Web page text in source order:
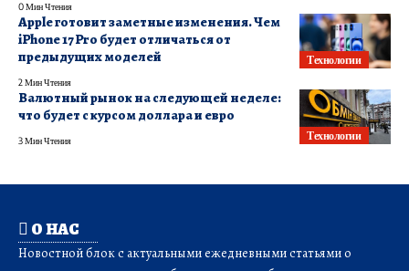
0 Мин Чтения
Технологии
Apple готовит заметные изменения. Чем
iPhone 17 Pro будет отличаться от
предыдущих моделей
2 Мин Чтения
Технологии
Валютный рынок на следующей неделе:
что будет с курсом доллара и евро
3 Мин Чтения
О НАС
Новостной блок с актуальными ежедневными статьями о